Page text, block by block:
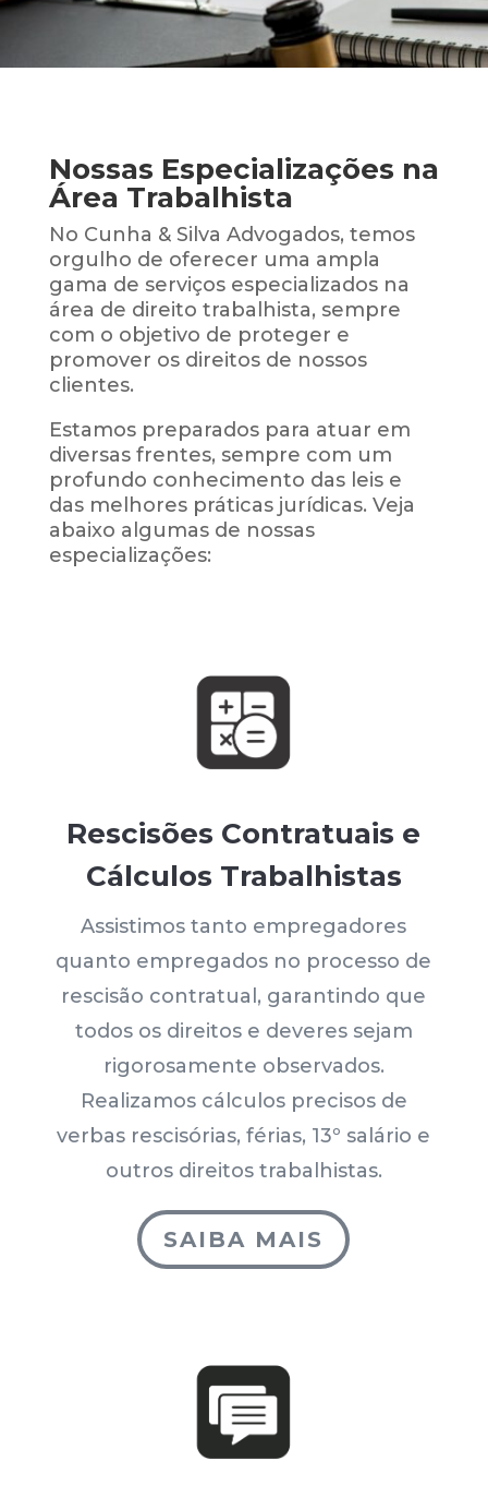
Nossas Especializações na
Área Trabalhista
No Cunha & Silva Advogados, temos
orgulho de oferecer uma ampla
gama de serviços especializados na
área de direito trabalhista, sempre
com o objetivo de proteger e
promover os direitos de nossos
clientes.
Estamos preparados para atuar em
diversas frentes, sempre com um
profundo conhecimento das leis e
das melhores práticas jurídicas. Veja
abaixo algumas de nossas
especializações:
Rescisões Contratuais e
Cálculos Trabalhistas
Assistimos tanto empregadores
quanto empregados no processo de
rescisão contratual, garantindo que
todos os direitos e deveres sejam
rigorosamente observados.
Realizamos cálculos precisos de
verbas rescisórias, férias, 13º salário e
outros direitos trabalhistas.
SAIBA MAIS